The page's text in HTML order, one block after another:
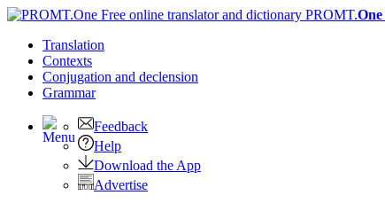
PROMT.One
Translation
Contexts
Conjugation and declension
Grammar
Feedback
Help
Download the App
Advertise